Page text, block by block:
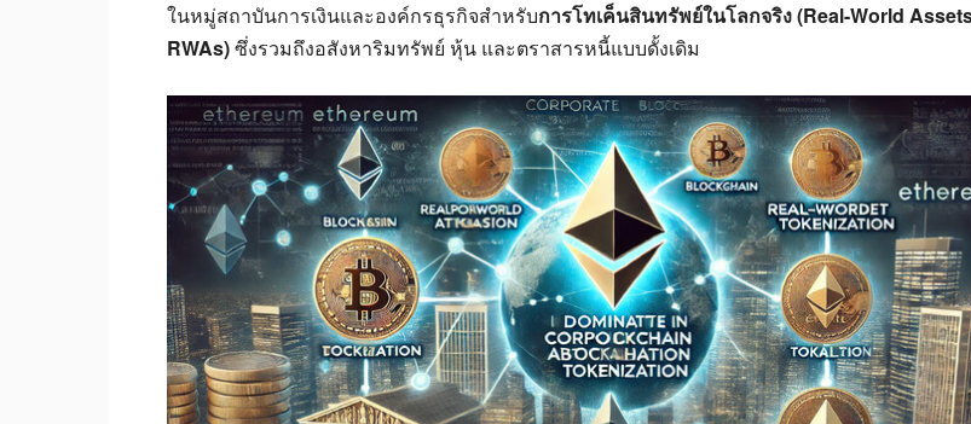
ปโต
ในหมู่สถาบันการเงินและองค์กรธุรกิจสำหรับการโทเค็นสินทรัพย์ในโลกจริง (Real-World
RWAs)ซึ่งรวมถึงอสังหาริมทรัพย์ หุ้น และตราสารหนี้แบบดั้งเดิม